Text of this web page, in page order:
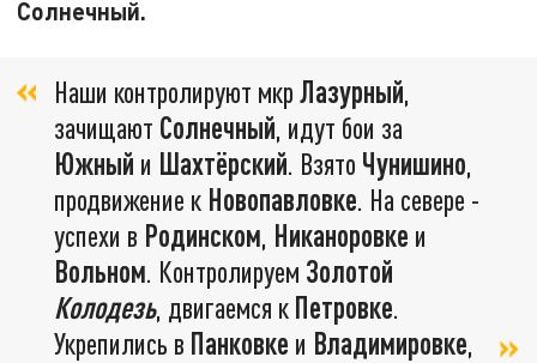
Солнечный.
Наши контролируют мкр Лазурный,
зачищают Солнечный, идут бои за
Южный и Шахтёрский. Взято Чунишино,
продвижение к Новопавловке. На севере -
успехи в Родинском, Никаноровке и
Вольном. Контролируем Золотой
Колодезь, двигаемся к Петровке.
Укрепились в Панковке и Владимировке,